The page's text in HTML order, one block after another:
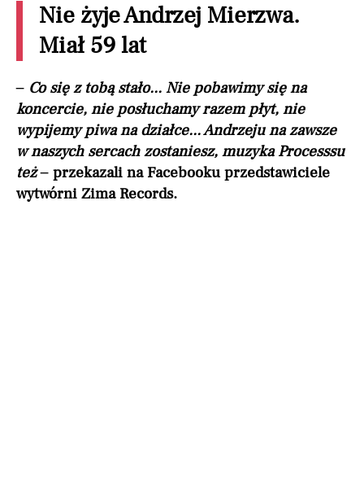
Nie żyje Andrzej Mierzwa.
Miał 59 lat
– Co się z tobą stało... Nie pobawimy się na
koncercie, nie posłuchamy razem płyt, nie
wypijemy piwa na działce... Andrzeju na zawsze
w naszych sercach zostaniesz, muzyka Processsu
też – przekazali na Facebooku przedstawiciele
wytwórni Zima Records.